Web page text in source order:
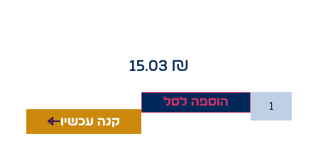
15.03₪
הוספה לסל
קנה עכשיו